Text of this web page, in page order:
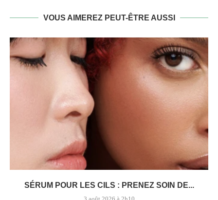
VOUS AIMEREZ PEUT-ÊTRE AUSSI
SÉRUM POUR LES CILS : PRENEZ SOIN DE...